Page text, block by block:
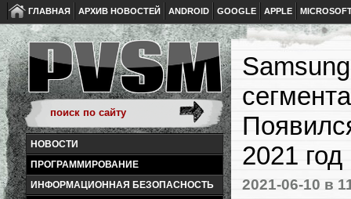
ГЛАВНАЯ АРХИВ НОВОСТЕЙ ANDROID GOOGLE APPLE
НОВОСТИ
ПРОГРАММИРОВАНИЕ
ИНФОРМАЦИОННАЯ БЕЗОПАСНОСТЬ
2021 год
2021-06-10 в